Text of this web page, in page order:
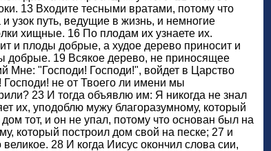
13 Входите тесными вратами, потому что
узок путь, ведущие в жизнь, и немногие
хищные. 16 По плодам их узнаете их.
и плоды добрые, а худое дерево приносит и
добрые. 19 Всякое дерево, не приносящее
Мне: "Господи! Господи!", войдет в Царство
не от Твоего ли имени мы
23 И тогда объявлю им: Я никогда не знал
их, уподоблю мужу благоразумному, который
тот, и он не упал, потому что основан был на
который построил дом свой на песке; 27 и
28 И когда Иисус окончил слова сии,